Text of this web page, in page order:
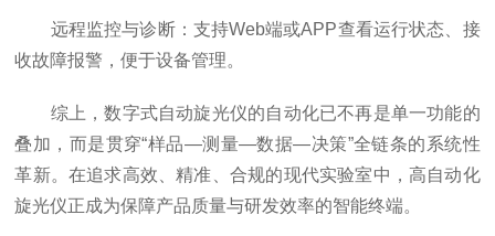
远程监控与诊断：支持Web端或APP查看运行状态、接
收故障报警，便于设备管理。
综上，数字式自动旋光仪的自动化已不再是单一功能的
叠加，而是贯穿“样品—测量—数据—决策”全链条的系统性
革新。在追求高效、精准、合规的现代实验室中，高自动化
旋光仪正成为保障产品质量与研发效率的智能终端。